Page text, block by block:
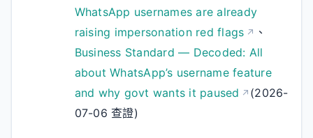
WhatsApp usernames are already
raising impersonation red flags
、
Business Standard — Decoded: All
about WhatsApp’s username feature
and why govt wants it paused
(2026-
07-06 查證)